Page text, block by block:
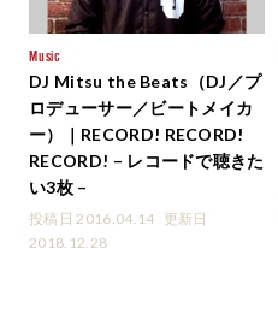
Music
DJ Mitsu the Beats（DJ／プ
ロデューサー／ビートメイカ
ー）｜RECORD! RECORD!
RECORD! – レコードで聴きた
い3枚 –
投稿日 2016.04.14 更新日
2018.12.28